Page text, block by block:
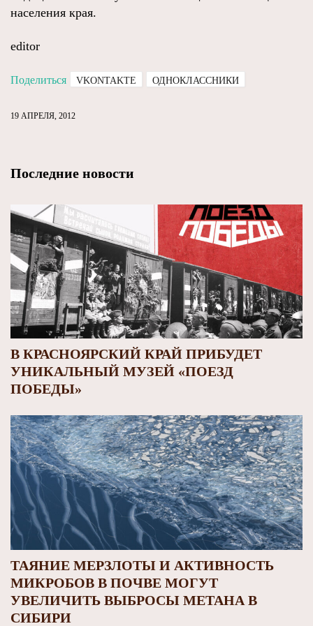
населения края.
editor
Поделиться VKONTAKTE ОДНОКЛАССНИКИ
19 АПРЕЛЯ, 2012
Последние новости
В КРАСНОЯРСКИЙ КРАЙ ПРИБУДЕТ
УНИКАЛЬНЫЙ МУЗЕЙ «ПОЕЗД
ПОБЕДЫ»
ТАЯНИЕ МЕРЗЛОТЫ И АКТИВНОСТЬ
МИКРОБОВ В ПОЧВЕ МОГУТ
УВЕЛИЧИТЬ ВЫБРОСЫ МЕТАНА В
СИБИРИ